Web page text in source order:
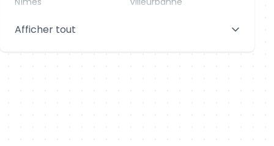
Aix-en-Provence
Afficher tout